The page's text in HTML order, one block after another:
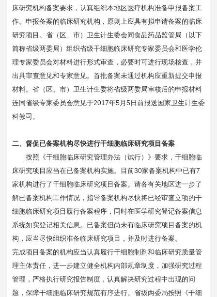
床研究机构备案要求，认真组织本地区医疗机构准备申报备案工
作。申报备案的临床研究机构，原则上应具有拟申请备案的临床
研究项目。省（区、市）卫生计生委会同食品药品监管局（以下
简称省级两委局）组织省级干细胞临床研究专家委员会和医学伦
理专家委员会对材料进行形式审查，必要时可进行现场核查，并
出具审查意见和专家意见。首批备案未通过机构应重新提交申报
材料。省（区、市）卫生计生委将省级两委局审核后的申报材料
连同省级专家委员会意见于2017年5月5日前报送国家卫生计生委
科教司。
二、督促已备案机构尽快进行干细胞临床研究项目备案
按照《干细胞临床研究管理办法（试行）》要求，干细胞临
床研究项目应当在已备案机构实施。目前30家备案机构中已有7
家机构进行了干细胞临床研究项目备案。请各有关地区进一步了
解已备案机构工作情况，指导备案机构尽快将已经审查立项的干
细胞临床研究项目履行备案程序，同时在医学研究登记备案信息
系统如实登记相关信息。已备案但尚未有临床研究项目备案的机
构，应当尽快组织准备临床研究项目，并及时进行备案。
完成项目备案的机构应当认真履行干细胞制剂和临床研究质量管
理主体责任，进一步建立健全机构内部规章制度，加强研究过程
管理，严格执行研究报告制度，认真解决研究过程中出现的问
题，保障干细胞临床研究规范有序进行。省级两委局按照《干细